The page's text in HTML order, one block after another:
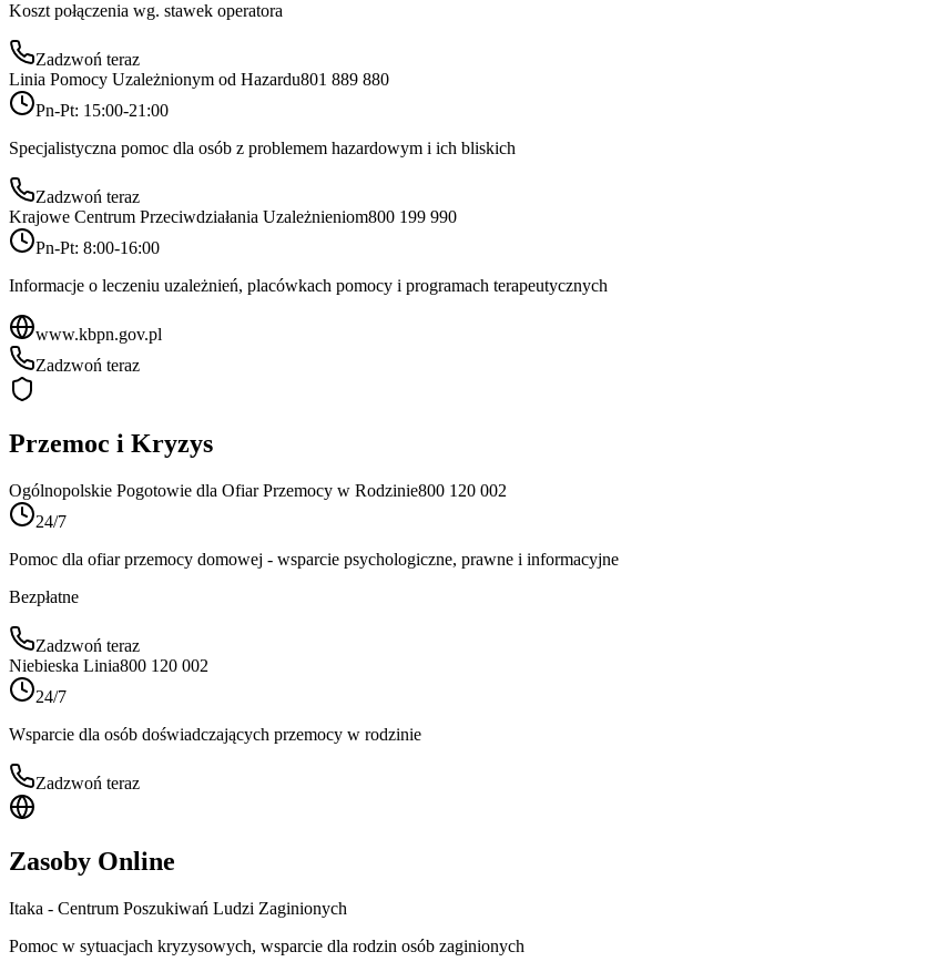
Koszt połączenia wg. stawek operatora
Zadzwoń teraz
Linia Pomocy Uzależnionym od Hazardu801 889 880
Pn-Pt: 15:00-21:00
Specjalistyczna pomoc dla osób z problemem hazardowym i ich bliskich
Zadzwoń teraz
Krajowe Centrum Przeciwdziałania Uzależnieniom800 199 990
Pn-Pt: 8:00-16:00
Informacje o leczeniu uzależnień, placówkach pomocy i programach terapeutycznych
www.kbpn.gov.pl
Zadzwoń teraz
Przemoc i Kryzys
Ogólnopolskie Pogotowie dla Ofiar Przemocy w Rodzinie800 120 002
24/7
Pomoc dla ofiar przemocy domowej - wsparcie psychologiczne, prawne i informacyjne
Bezpłatne
Zadzwoń teraz
Niebieska Linia800 120 002
24/7
Wsparcie dla osób doświadczających przemocy w rodzinie
Zadzwoń teraz
Zasoby Online
Itaka - Centrum Poszukiwań Ludzi Zaginionych
Pomoc w sytuacjach kryzysowych, wsparcie dla rodzin osób zaginionych